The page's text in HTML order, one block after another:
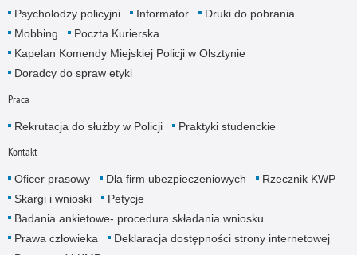
Psycholodzy policyjni Informator
Druki do pobrania
Mobbing
Poczta Kurierska
Kapelan Komendy Miejskiej Policji w Olsztynie
Doradcy do spraw etyki
Praca
Rekrutacja do służby w Policji Praktyki studenckie
Kontakt
Oficer prasowy Dla firm ubezpieczeniowych
Rzecznik KWP
Skargi i wnioski
Petycje
Badania ankietowe- procedura składania wniosku
Prawa człowieka
Deklaracja dostępności strony internetowej